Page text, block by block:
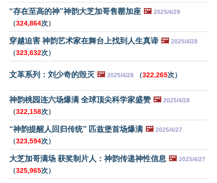
“存在至高的神”神韵大芝加哥售罄加座 🖼️ 2025/4/29
（324,864次）
穿越迫害 神韵艺术家在舞台上找到人生真谛 🖼️ 2025/4/28
（323,632次）
文革系列：刘少奇的毁灭 🖼️ 2025/4/28 （322,265次）
神韵桃园连六场爆满 全球顶尖科学家盛赞 🖼️ 2025/4/28
（322,158次）
“神韵提醒人回归传统” 匹兹堡首场爆满 🖼️ 2025/4/27
（323,594次）
大芝加哥满场 获奖制片人：神韵传递神性信息 🖼️ 2025/4/27
（325,965次）